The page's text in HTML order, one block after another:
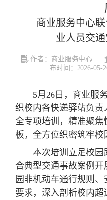
——商业服务中心联
业人员交通
作者：商业服务中心
布时间：2026-05-
5月26日，商业服
织校内各快递驿站负
全专项培训，精准聚
板，全方位织密筑牢校
本次培训立足校园
合典型交通事故案例
园非机动车通行规则
要求，深入剖析校内